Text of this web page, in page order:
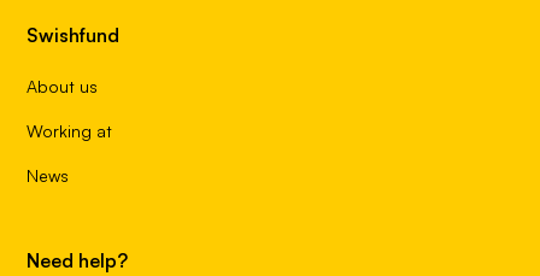
Swishfund
About us
Working at
News
Need help?